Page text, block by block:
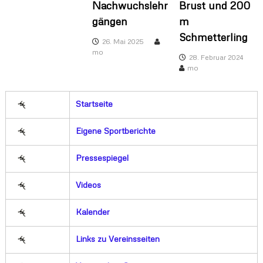
Nachwuchslehr
gängen
26. Mai 2025
mo
Brust und 200
m
Schmetterling
28. Februar 2024
mo
Startseite
Eigene Sportberichte
Pressespiegel
Videos
Kalender
Links zu Vereinsseiten